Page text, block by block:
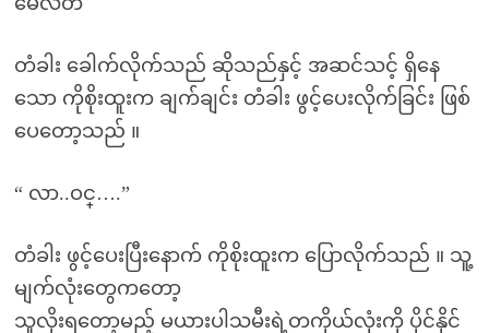
တံခါး ခေါက်လိုက်သည် ဆိုသည်နှင့် အဆင်သင့် ရှိနေ
သော ကိုစိုးထူးက ချက်ချင်း တံခါး ဖွင့်ပေးလိုက်ခြင်း ဖြစ်
ပေတော့သည် ။
“ လာ..ဝင္….”
တံခါး ဖွင့်ပေးပြီးနောက် ကိုစိုးထူးက ပြောလိုက်သည် ။ သူ့
မျက်လုံးတွေကတော့
သူလိုးရတော့မည့် မယားပါသမီးရဲ့တကိုယ်လုံးကို ပိုင်နိုင်